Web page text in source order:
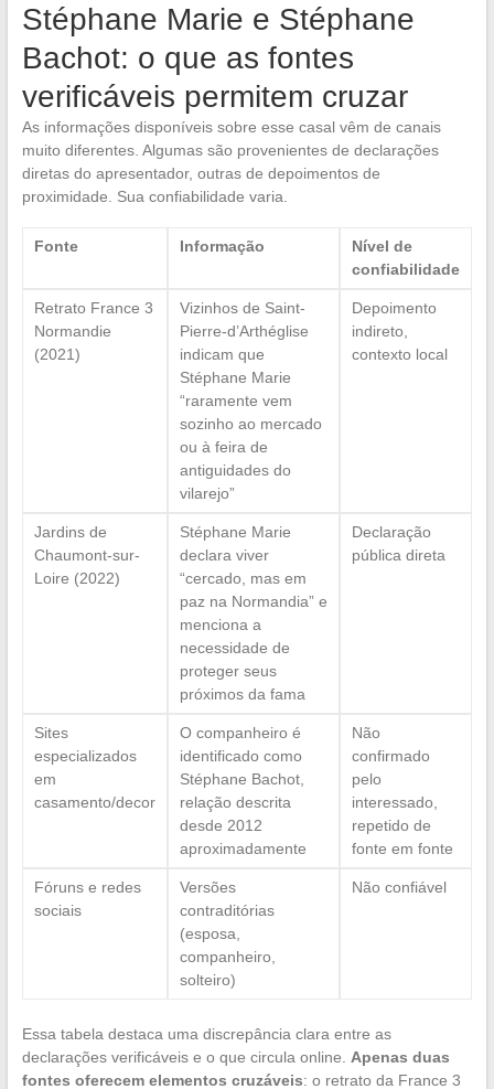
Stéphane Marie e Stéphane
Bachot: o que as fontes
verificáveis permitem cruzar
As informações disponíveis sobre esse casal vêm de canais
muito diferentes. Algumas são provenientes de declarações
diretas do apresentador, outras de depoimentos de
proximidade. Sua confiabilidade varia.
Fonte Informação
Nível de
confiabilidade
Retrato France 3
Normandie
(2021)
Vizinhos de Saint-
Pierre-d’Arthéglise
indicam que
Stéphane Marie
“raramente vem
sozinho ao mercado
ou à feira de
antiguidades do
vilarejo”
Depoimento
indireto,
contexto local
Jardins de
Chaumont-sur-
Loire (2022)
Stéphane Marie
declara viver
“cercado, mas em
paz na Normandia” e
menciona a
necessidade de
proteger seus
próximos da fama
Declaração
pública direta
Sites
especializados
em
casamento/decor
O companheiro é
identificado como
Stéphane Bachot,
relação descrita
desde 2012
aproximadamente
Não
confirmado
pelo
interessado,
repetido de
fonte em fonte
Fóruns e redes
sociais
Versões
contraditórias
(esposa,
companheiro,
solteiro)
Não confiável
Essa tabela destaca uma discrepância clara entre as
declarações verificáveis e o que circula online. Apenas duas
fontes oferecem elementos cruzáveis: o retrato da France 3